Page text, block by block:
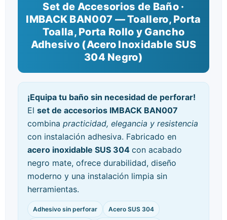
Set de Accesorios de Baño ·
IMBACK BAN007 — Toallero, Porta
Toalla, Porta Rollo y Gancho
Adhesivo (Acero Inoxidable SUS
304 Negro)
¡Equipa tu baño sin necesidad de perforar!
El set de accesorios IMBACK BAN007
combina practicidad, elegancia y resistencia
con instalación adhesiva. Fabricado en
acero inoxidable SUS 304 con acabado
negro mate, ofrece durabilidad, diseño
moderno y una instalación limpia sin
herramientas.
Adhesivo sin perforar Acero SUS 304